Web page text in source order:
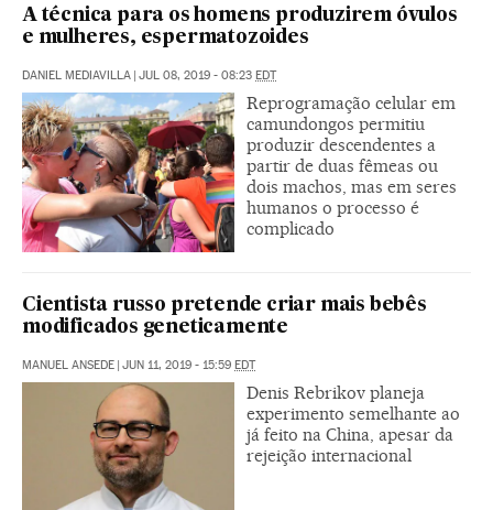
A técnica para os homens produzirem óvulos
e mulheres, espermatozoides
DANIEL MEDIAVILLA | JUL 08, 2019 - 08:23 EDT
Reprogramação celular em
camundongos permitiu
produzir descendentes a
partir de duas fêmeas ou
dois machos, mas em seres
humanos o processo é
complicado
Cientista russo pretende criar mais bebês
modificados geneticamente
MANUEL ANSEDE | JUN 11, 2019 - 15:59 EDT
Denis Rebrikov planeja
experimento semelhante ao
já feito na China, apesar da
rejeição internacional